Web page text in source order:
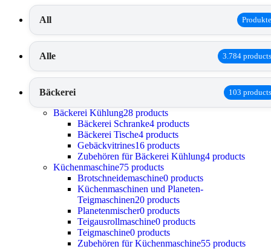
All Produkte
Alle 3.784 products
Bäckerei 103 products
Bäckerei Kühlung28 products
Bäckerei Schranke4 products
Bäckerei Tische4 products
Gebäckvitrines16 products
Zubehören für Bäckerei Kühlung4 products
Küchenmaschine75 products
Brotschneidemaschine0 products
Küchenmaschinen und Planeten-
Teigmaschinen20 products
Planetenmischer0 products
Teigausrollmaschine0 products
Teigmaschine0 products
Zubehören für Küchenmaschine55 products